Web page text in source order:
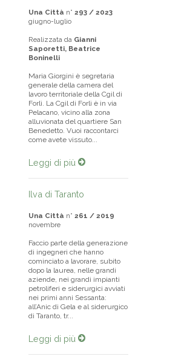
Una Città n° 293 / 2023
giugno-luglio
Realizzata da Gianni
Saporetti, Beatrice
Boninelli
Maria Giorgini è segretaria
generale della camera del
lavoro territoriale della Cgil di
Forlì. La Cgil di Forlì è in via
Pelacano, vicino alla zona
alluvionata del quartiere San
Benedetto. Vuoi raccontarci
come avete vissuto...
Leggi di più
Ilva di Taranto
Una Città n° 261 / 2019
novembre
Faccio parte della generazione
di ingegneri che hanno
cominciato a lavorare, subito
dopo la laurea, nelle grandi
aziende, nei grandi impianti
petroliferi e siderurgici avviati
nei primi anni Sessanta:
all’Anic di Gela e al siderurgico
di Taranto, tr...
Leggi di più